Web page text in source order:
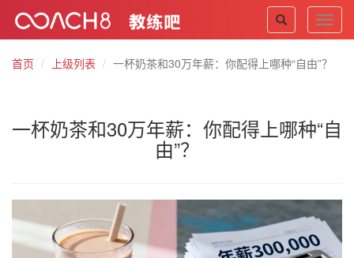
首页
上级列表 一杯奶茶和30万年薪：你配得上哪种“自由”？
一杯奶茶和30万年薪：你配得上哪种“自
由”？